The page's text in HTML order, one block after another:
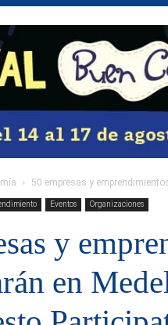
50 empresas y
Eventos Organizaciones
y
en